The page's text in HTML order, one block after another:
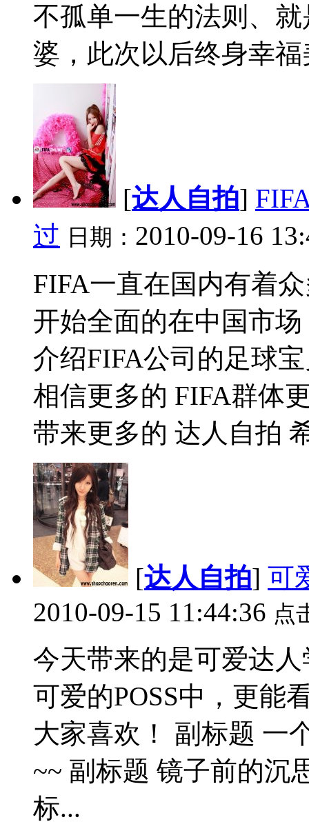
不孤单一生的法则、
婆，此次以后终身幸福
[达人自拍]
过 日期： 2010-09-16
FIFA一直在国内有着
开始全面的在中国市
介绍FIFA公司的足球
相信更多的 FIFA群体
带来更多的 达人自拍
[达人自拍] 可
2010-09-15 11:44:36 点
今天带来的是可爱达
可爱的POSS中，更能
大家喜欢！ 副标题 一
~~ 副标题 镜子前的沉
标...